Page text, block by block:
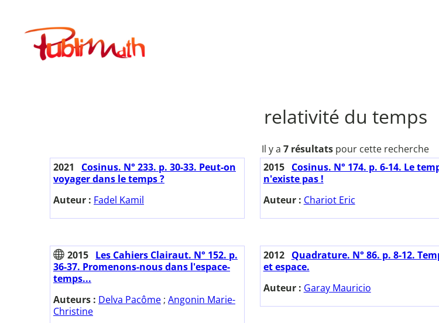
contenuPublimath
relativité du temps
Il y a 7 résultats pour cette recherche
2021
Cosinus. N° 233. p. 30-33. Peut-on
voyager dans le temps ?
Auteur : Fadel Kamil
2015
Cosinus. N° 174. p. 6-14. Le
n'existe pas !
Auteur : Chariot Eric
2015 Les Cahiers Clairaut. N° 152. p.
36-37. Promenons-nous dans l'espace-
temps...
Auteurs : Delva Pacôme ; Angonin Marie-
Christine
2012
Quadrature. N° 86. p. 8-12.
et espace.
Auteur : Garay Mauricio